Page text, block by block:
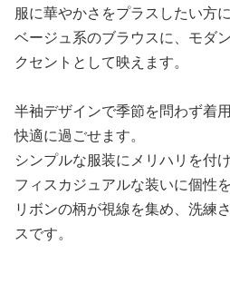
服に華やかさをプラスしたい方
ベージュ系のブラウスに、モダ
クセントとして映えます。
半袖デザインで季節を問わず着
快適に過ごせます。
シンプルな服装にメリハリを付
フィスカジュアルな装いに個性
リボンの柄が視線を集め、洗練
スです。